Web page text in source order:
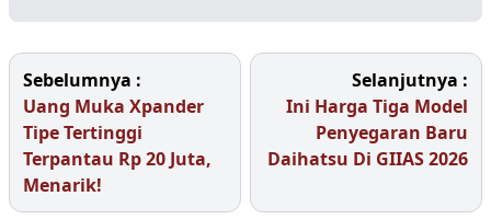
Sebelumnya :
Uang Muka Xpander
Tipe Tertinggi
Terpantau Rp 20 Juta,
Menarik!
Selanjutnya :
Ini Harga Tiga Model
Penyegaran Baru
Daihatsu Di GIIAS 2026